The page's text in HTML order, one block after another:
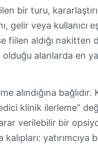
bir turu,
veya kullanıcı
aldığı nakitten
alanlarda en
alındığına bağlıdır.
klinik ilerleme”
verilebilir bir
yatırımcıya